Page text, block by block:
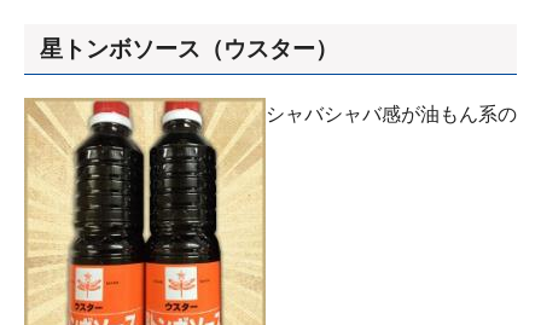
星トンボソース（ウスター）
シャバシャバ感が油もん系の